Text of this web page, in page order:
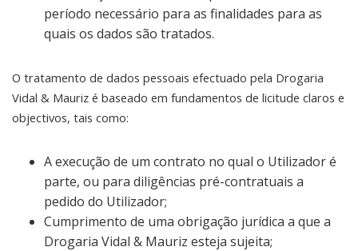
período necessário para as finalidades para as
quais os dados são tratados.
O tratamento de dados pessoais efectuado pela Drogaria
Vidal & Mauriz é baseado em fundamentos de licitude claros e
objectivos, tais como:
A execução de um contrato no qual o Utilizador é
parte, ou para diligências pré-contratuais a
pedido do Utilizador;
Cumprimento de uma obrigação jurídica a que a
Drogaria Vidal & Mauriz esteja sujeita;